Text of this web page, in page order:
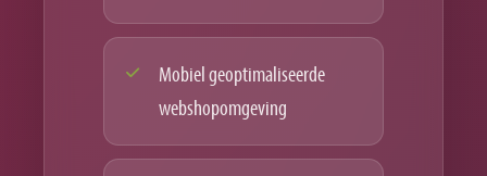
Mobiel geoptimaliseerde
webshopomgeving